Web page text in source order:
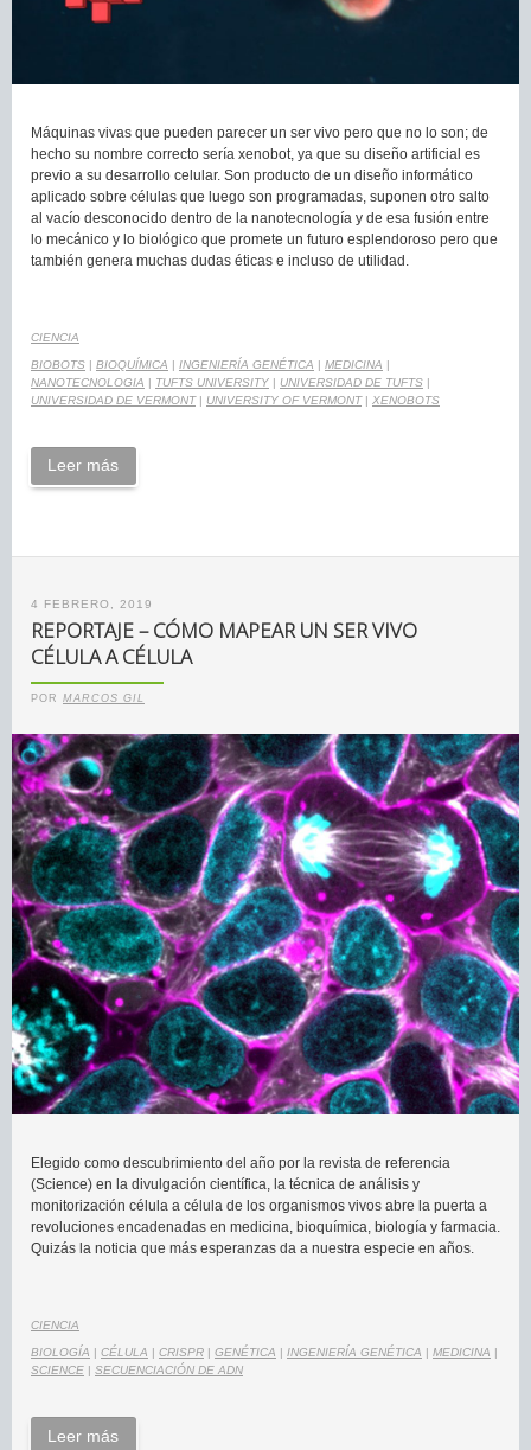
Máquinas vivas que pueden parecer un ser vivo pero que no lo son; de
hecho su nombre correcto sería xenobot, ya que su diseño artificial es
previo a su desarrollo celular. Son producto de un diseño informático
aplicado sobre células que luego son programadas, suponen otro salto
al vacío desconocido dentro de la nanotecnología y de esa fusión entre
lo mecánico y lo biológico que promete un futuro esplendoroso pero que
también genera muchas dudas éticas e incluso de utilidad.
CIENCIA
BIOBOTS | BIOQUÍMICA | INGENIERÍA GENÉTICA | MEDICINA |
NANOTECNOLOGIA | TUFTS UNIVERSITY | UNIVERSIDAD DE TUFTS |
UNIVERSIDAD DE VERMONT| UNIVERSITY OF VERMONT| XENOBOTS
Leer más
4 FEBRERO, 2019
REPORTAJE – CÓMO MAPEAR UN SER VIVO
CÉLULA A CÉLULA
POR MARCOS GIL
Elegido como descubrimiento del año por la revista de referencia
(Science) en la divulgación científica, la técnica de análisis y
monitorización célula a célula de los organismos vivos abre la puerta a
revoluciones encadenadas en medicina, bioquímica, biología y farmacia.
Quizás la noticia que más esperanzas da a nuestra especie en años.
CIENCIA
BIOLOGÍA | CÉLULA | CRISPR | GENÉTICA | INGENIERÍA GENÉTICA | MEDICINA |
SCIENCE | SECUENCIACIÓN DE ADN
Leer más